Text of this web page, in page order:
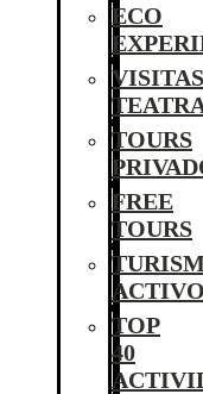
ECO
VISITAS
TOURS
FREE
TOURS
ACTIVO
TOP
40